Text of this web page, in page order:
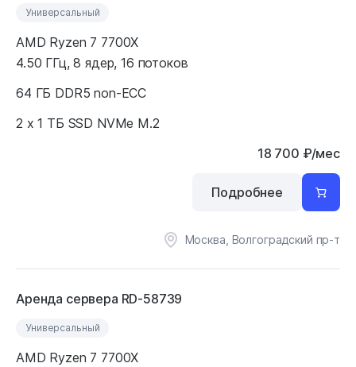
Универсальный
AMD Ryzen 7 7700X
4.50 ГГц, 8 ядер, 16 потоков
64 ГБ DDR5 non-ECC
2 x 1 ТБ SSD NVMe M.2
18 700 ₽/мес
Москва, Волгоградский пр-т
Подробнее
Аренда сервера RD-58739
Универсальный
AMD Ryzen 7 7700X